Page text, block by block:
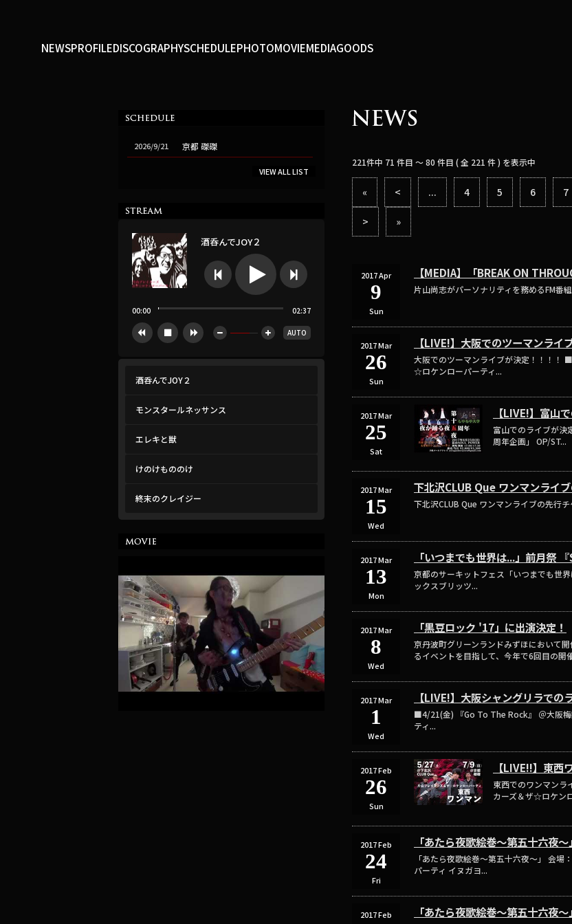
NEWSPROFILEDISCOGRAPHYSCHEDULEPHOTOMOVIEMEDIAGOODS
京都 磔磔
2026/9/21
VIEW ALL LIST
酒呑んでJOY２
 

00:00 02:37

 
 AUTO
酒呑んでJOY２
モンスタールネッサンス
エレキと獣
けのけもののけ
終末のクレイジー
221件中 71 件目 ～ 80 件目 ( 全 221 件 ) を表示中
« < ... 4 5 6 7
> »
2017 Apr
9
Sun
【MEDIA】「BREAK ON
片山尚志がパーソナリティを務めるFM番
2017 Mar
26
Sun
【LIVE!】大阪でのツーマンライ
大阪でのツーマンライブが決定！！！！
☆ロケンローパーティ...
2017 Mar
25
Sat
【LIVE!】富山
富山でのライブが決
周年企画」 OP/ST...
2017 Mar
15
Wed
下北沢CLUB Que ワンマンライ
下北沢CLUB Que ワンマンライブの先行
2017 Mar
13
Mon
「いつまでも世界は...」前月祭
京都のサーキットフェス「いつまでも世
ックスブリッツ...
2017 Mar
8
Wed
「黒豆ロック '17」に出演決定！
京丹波町グリーンランドみずほにおいて
るイベントを目指して、今年で6回目の開
2017 Mar
1
Wed
【LIVE!】大阪シャングリラでの
■4/21(金) 『Go To The Rock』 ＠大阪
ティ...
2017 Feb
26
Sun
【LIVE!!】東西
東西でのワンマンラ
カーズ＆ザ☆ロケン
2017 Feb
24
Fri
「あたら夜歌絵巻〜第五十六夜〜
「あたら夜歌絵巻〜第五十六夜〜」 会
パーティ イヌガヨ...
2017 Feb 「あたら夜歌絵巻〜第五十六夜〜